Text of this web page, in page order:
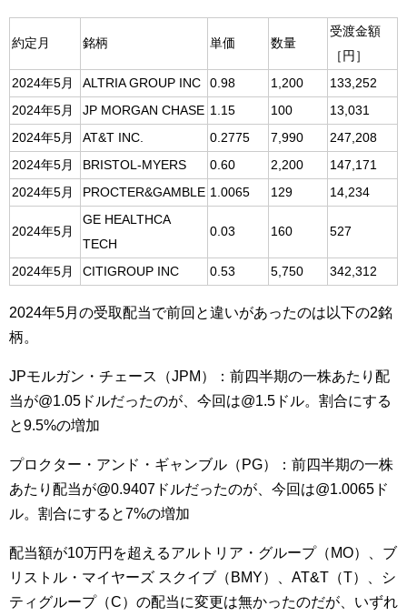
約定月 銘柄 単価 数量
受渡金額
［円］
2024年5月
ALTRIA GROUP INC 0.98 1,200
133,252
2024年5月
JP MORGAN CHASE 1.15 100
13,031
2024年5月
AT&T INC. 0.2775 7,990
247,208
2024年5月
BRISTOL-MYERS 0.60 2,200
147,171
2024年5月
PROCTER&GAMBLE 1.0065 129 14,234
2024年5月
GE HEALTHCA
TECH
0.03 160 527
2024年5月 CITIGROUP INC 0.53 5,750 342,312
2024年5月の受取配当で前回と違いがあったのは以下の2銘
柄。
JPモルガン・チェース（JPM）： 前四半期の一株あたり配
当が@1.05ドルだったのが、今回は@1.5ドル。割合にする
と9.5%の増加
プロクター・アンド・ギャンブル（PG）： 前四半期の一株
あたり配当が@0.9407ドルだったのが、今回は@1.0065ド
ル。割合にすると7%の増加
配当額が10万円を超えるアルトリア・グループ（MO）、ブ
リストル・マイヤーズ スクイブ（BMY）、AT&T（T）、シ
ティグループ（C）の配当に変更は無かったのだが、いずれ